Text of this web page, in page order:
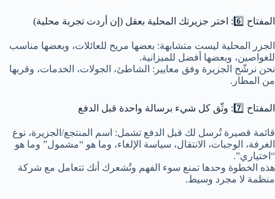
المفتاح 6️⃣: اختر جزيرتك المحلية بعقل (إن أردت تجربة محلية)
الجزر المحلية ليست متشابهة: بعضها مريح للعائلات، وبعضها مناسب
للغواصين، وبعضها أفضل للميزانية.
نحن نرشّح الجزيرة وفق معايير: الشاطئ، الجولات، الخدمات، وقربها
من المطار.
المفتاح 7️⃣: وثّق كل شيء برسالة واحدة قبل الدفع
قائمة قصيرة تُرسل لك قبل الدفع تشمل: اسم المنتجع/الجزيرة، نوع
الغرفة، الوجبات، الانتقال، سياسة الإلغاء، وما هو “مشمول” وما هو
“اختياري”.
هذه الخطوة وحدها تمنع سوء الفهم وتُشعرك أنك تتعامل مع شركة
منظمة لا مجرد وسيط.